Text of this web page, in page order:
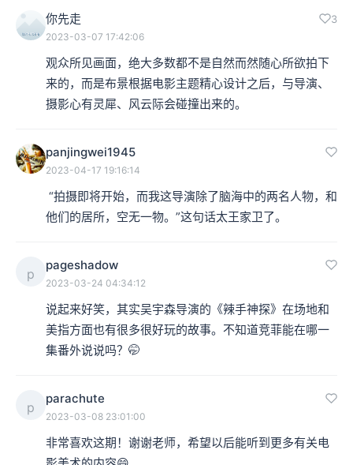
《卡里加里博士的小屋》（1920），电影剧照
璃房摄影棚，这种玻璃房摄影棚我们在之前的节目中也提
到过，一般面积不大，布景和摄影机的角度也都比较受
限。于是，局促的拍摄空间和捉襟见肘的资金，就给影片
舞台美术设计经验的赫尔曼·沃姆（Hermann Warm）、沃
Reimann），他们在耳濡目染中都受到过表现主义的影
你先走 3
2023-03-07 17:42:06
观众所见画面，绝大多数都不是自然而然随心所欲拍下
来的，而是布景根据电影主题精心设计之后，与导演、
摄影心有灵犀、风云际会碰撞出来的。
panjingwei1945
2023-04-17 19:16:14
“拍摄即将开始，而我这导演除了脑海中的两名人物，和
他们的居所，空无一物。”这句话太王家卫了。
p
pageshadow
2023-03-24 04:34:12
说起来好笑，其实吴宇森导演的《辣手神探》在场地和
美指方面也有很多很好玩的故事。不知道竞菲能在哪一
集番外说说吗？🤭
p
parachute
2023-03-08 23:01:00
非常喜欢这期！谢谢老师，希望以后能听到更多有关电